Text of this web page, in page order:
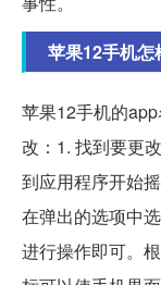
苹果12手机
苹果12手机的
改：1. 找到要更
到应用程序开始
在弹出的选项中
进行操作即可。